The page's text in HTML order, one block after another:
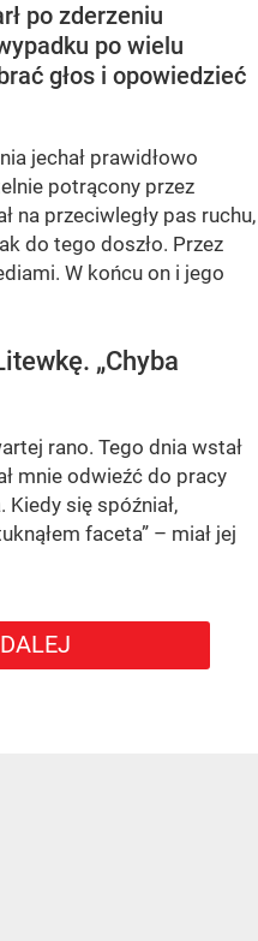
po zderzeniu
po wielu
głos i opowiedzieć
jechał prawidłowo
potrącony przez
na przeciwległy pas ruchu,
do tego doszło. Przez
W końcu on i jego
„Chyba
rano. Tego dnia wstał
mnie odwieźć do pracy
się spóźniał,
faceta” – miał jej